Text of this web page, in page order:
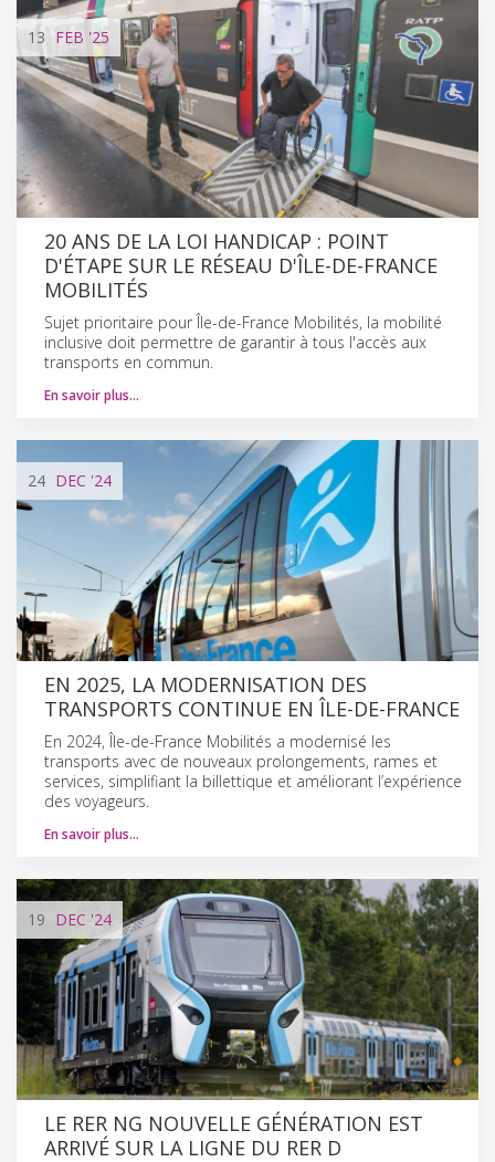
13 FEB '25
20 ANS DE LA LOI HANDICAP : POINT
D'ÉTAPE SUR LE RÉSEAU D'ÎLE-DE-FRANCE
MOBILITÉS
Sujet prioritaire pour Île-de-France Mobilités, la mobilité
inclusive doit permettre de garantir à tous l'accès aux
transports en commun.
En savoir plus…
24 DEC '24
EN 2025, LA MODERNISATION DES
TRANSPORTS CONTINUE EN ÎLE-DE-FRANCE
En 2024, Île-de-France Mobilités a modernisé les
transports avec de nouveaux prolongements, rames et
services, simplifiant la billettique et améliorant l’expérience
des voyageurs.
En savoir plus…
19 DEC '24
LE RER NG NOUVELLE GÉNÉRATION EST
ARRIVÉ SUR LA LIGNE DU RER D